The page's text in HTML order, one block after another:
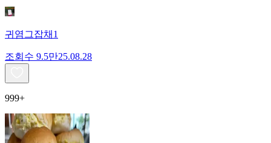
귀염그잡채1
조회수 9.5만25.08.28
999+